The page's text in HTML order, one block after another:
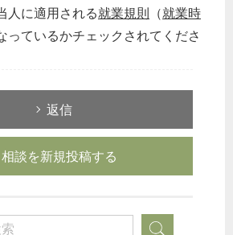
人に適用される就業規則 （就業時
っているかチェックされてくださ
返信
相談を新規投稿する